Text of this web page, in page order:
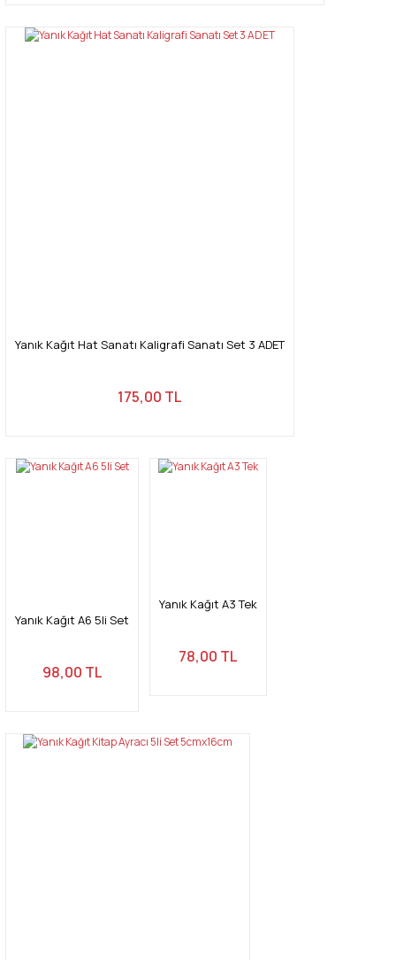
Yanık Kağıt Hat Sanatı Kaligrafi Sanatı Set 3 ADET
175,00 TL
Yanık Kağıt A6 5li Set
98,00 TL
Yanık Kağıt A3 Tek
78,00 TL